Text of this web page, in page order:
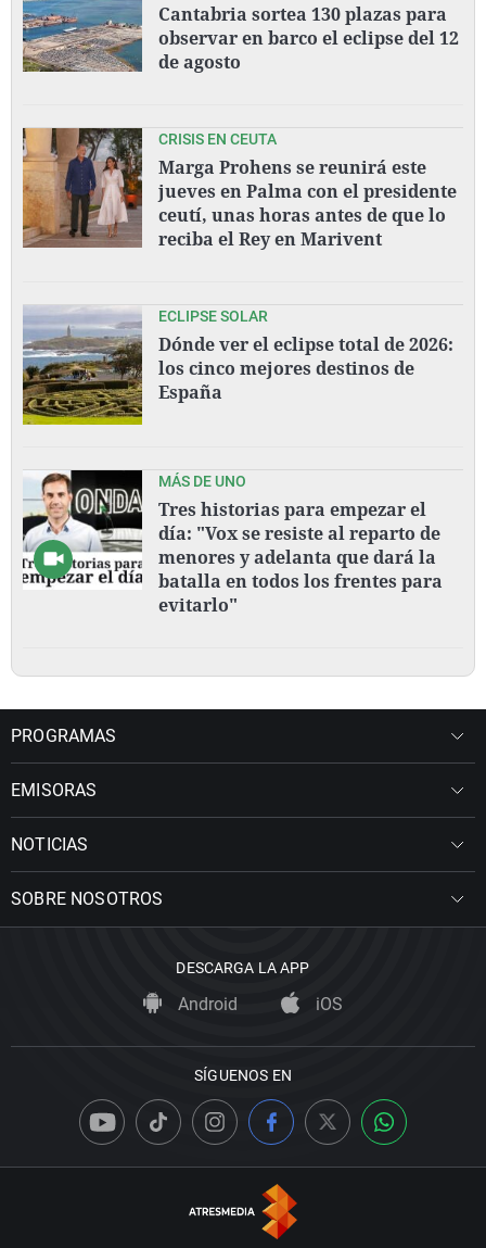
Cantabria sortea 130 plazas para
observar en barco el eclipse del 12
de agosto
CRISIS EN CEUTA
Marga Prohens se reunirá este
jueves en Palma con el presidente
ceutí, unas horas antes de que lo
reciba el Rey en Marivent
ECLIPSE SOLAR
Dónde ver el eclipse total de 2026:
los cinco mejores destinos de
España
MÁS DE UNO
Tres historias para empezar el
día: "Vox se resiste al reparto de
menores y adelanta que dará la
batalla en todos los frentes para
evitarlo"
PROGRAMAS
EMISORAS
NOTICIAS
SOBRE NOSOTROS
DESCARGA LA APP
Android iOS
SÍGUENOS EN